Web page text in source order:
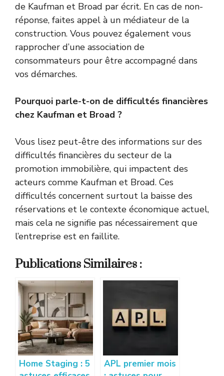
de Kaufman et Broad par écrit. En cas de non-
réponse, faites appel à un médiateur de la
construction. Vous pouvez également vous
rapprocher d’une association de
consommateurs pour être accompagné dans
vos démarches.
Pourquoi parle-t-on de difficultés financières
chez Kaufman et Broad ?
Vous lisez peut-être des informations sur des
difficultés financières du secteur de la
promotion immobilière, qui impactent des
acteurs comme Kaufman et Broad. Ces
difficultés concernent surtout la baisse des
réservations et le contexte économique actuel,
mais cela ne signifie pas nécessairement que
l’entreprise est en faillite.
Publications Similaires :
Home Staging : 5
APL premier mois